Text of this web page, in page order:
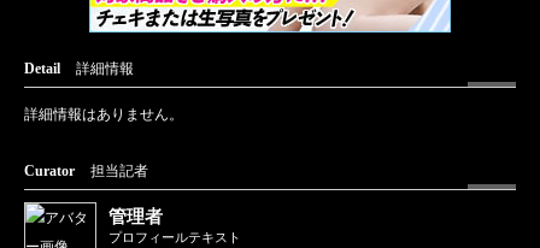
Detail 詳細情報
詳細情報はありません。
Curator 担当記者
管理者
プロフィールテキスト